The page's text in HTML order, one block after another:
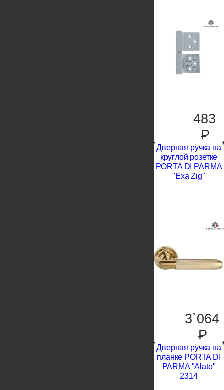
483
P
Дверная ручка на
круглой розетке
PORTA DI PARMA
"Exa Zig"
3`064
P
Дверная ручка на
планке PORTA DI
PARMA "Alato"
2314